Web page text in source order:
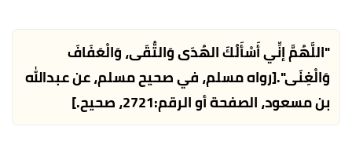
"اللَّهُمَّ إنِّي أَسْأَلُكَ الهُدَى وَالتُّقَى، وَالْعَفَافَ
وَالْغِنَى".[رواه مسلم، في صحيح مسلم، عن عبدالله
بن مسعود، الصفحة أو الرقم:2721، صحيح.]